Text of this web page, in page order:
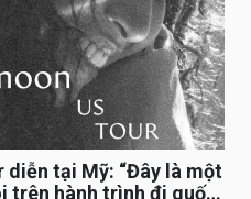
tại Mỹ: “Đây là một
trên hành trình đi quốc